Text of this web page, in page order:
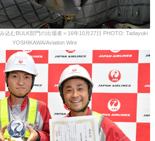
込むBULK部門の出場者＝16年10月27日 PHOTO: Tadayuki
YOSHIKAWA/Aviation Wire